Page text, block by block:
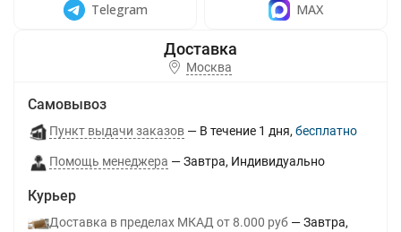
Telegram MAX
Москва
Самовывоз
Пункт выдачи заказов В течение 1 дня Бесплатно
Помощь менеджера Завтра Индивидуально
Курьер
Доставка в пределах МКАД от 8.000 руб
Завтра